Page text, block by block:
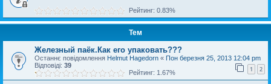
Рейтинг: 0.83%
Тем
Железный паёк.Как его упаковать???
Останнє повідомлення Helmut Hagedorn « Пон березня 25, 2013 12:04 pm
Відповіді: 39 1 2
Рейтинг: 1.67%